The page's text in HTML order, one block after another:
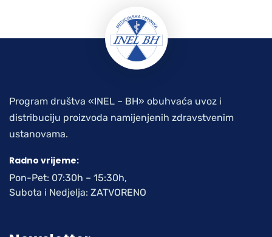
Program društva «INEL – BH» obuhvaća uvoz i
distribuciju proizvoda namijenjenih zdravstvenim
ustanovama.
Radno vrijeme:
Pon-Pet: 07:30h – 15:30h,
Subota i Nedjelja: ZATVORENO